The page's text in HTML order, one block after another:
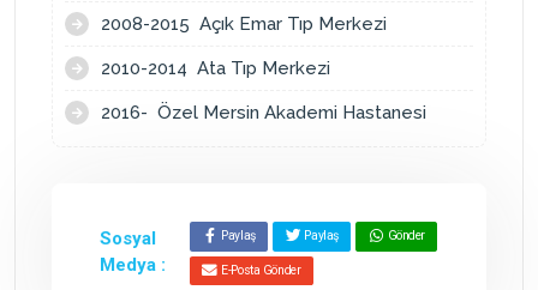
2008-2015 Açık Emar Tıp Merkezi
2010-2014 Ata Tıp Merkezi
2016- Özel Mersin Akademi Hastanesi
Sosyal
Medya :
Paylaş Paylaş Gönder
E-Posta Gönder